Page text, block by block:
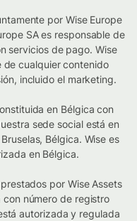
por Wise Europe
SA es responsable de
servicios de pago. Wise
de cualquier contenido
incluido el marketing.
en Bélgica con
sede social está en
Bélgica. Wise es
en Bélgica.
por Wise Assets
con número de registro
autorizada y regulada